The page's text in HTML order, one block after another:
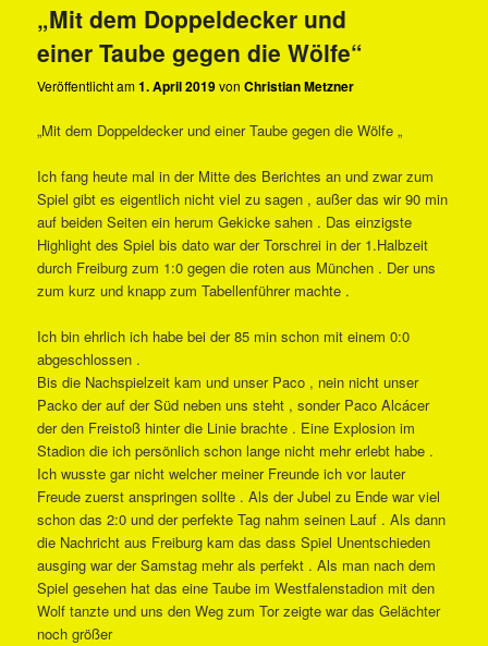
„Mit dem Doppeldecker und
einer Taube gegen die Wölfe“
Veröffentlicht am1. April 2019vonChristian Metzner
„Mit dem Doppeldecker und einer Taube gegen die Wölfe „
Ich fang heute mal in der Mitte des Berichtes an und zwar zum
Spiel gibt es eigentlich nicht viel zu sagen , außer das wir 90 min
auf beiden Seiten ein herum Gekicke sahen . Das einzigste
Highlight des Spiel bis dato war der Torschrei in der 1.Halbzeit
durch Freiburg zum 1:0 gegen die roten aus München . Der uns
zum kurz und knapp zum Tabellenführer machte .
Ich bin ehrlich ich habe bei der 85 min schon mit einem 0:0
abgeschlossen .
Bis die Nachspielzeit kam und unser Paco , nein nicht unser
Packo der auf der Süd neben uns steht , sonder Paco Alcácer
der den Freistoß hinter die Linie brachte . Eine Explosion im
Stadion die ich persönlich schon lange nicht mehr erlebt habe .
Ich wusste gar nicht welcher meiner Freunde ich vor lauter
Freude zuerst anspringen sollte . Als der Jubel zu Ende war viel
schon das 2:0 und der perfekte Tag nahm seinen Lauf . Als dann
die Nachricht aus Freiburg kam das dass Spiel Unentschieden
ausging war der Samstag mehr als perfekt . Als man nach dem
Spiel gesehen hat das eine Taube im Westfalenstadion mit den
Wolf tanzte und uns den Weg zum Tor zeigte war das Gelächter
noch größer